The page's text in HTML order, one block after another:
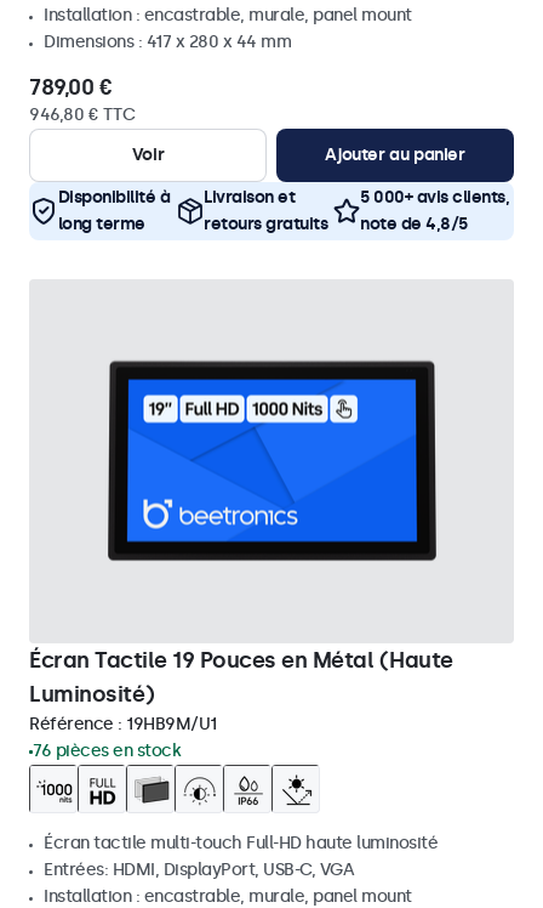
Installation : encastrable, murale, panel mount
Dimensions : 417 x 280 x 44 mm
789,00 €
946,80 € TTC
Voir
Ajouter au panier
Disponibilité à
long terme
Livraison et
retours gratuits
5 000+ avis clients,
note de 4,8/5
Écran Tactile 19 Pouces en Métal (Haute
Luminosité)
Référence : 19HB9M/U1
76 pièces en stock
Écran tactile multi-touch Full-HD haute luminosité
Entrées: HDMI, DisplayPort, USB-C, VGA
Installation : encastrable, murale, panel mount